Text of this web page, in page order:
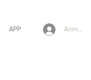
APP Anmelden